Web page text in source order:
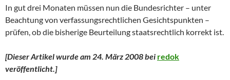
In gut drei Monaten müssen nun die Bundesrichter – unter
Beachtung von verfassungsrechtlichen Gesichtspunkten –
prüfen, ob die bisherige Beurteilung staatsrechtlich korrekt ist.
[Dieser Artikel wurde am 24. März 2008 bei redok
veröffentlicht.]